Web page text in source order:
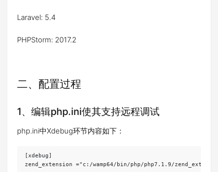
Laravel: 5.4
PHPStorm: 2017.2
二、配置过程
1、编辑php.ini使其支持远程调试
php.ini中Xdebug环节内容如下：
[xdebug]
zend_extension ="c:/wamp64/bin/php/php7.1.9/zend_ext/